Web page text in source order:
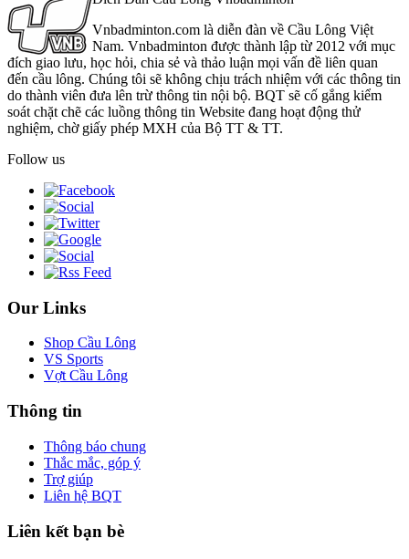
Vnbadminton.com là diễn đàn về Cầu Lông Việt
Nam. Vnbadminton được thành lập từ 2012 với mục
đích giao lưu, học hỏi, chia sẻ và thảo luận mọi vấn đề liên quan
đến cầu lông. Chúng tôi sẽ không chịu trách nhiệm với các thông tin
do thành viên đưa lên trừ thông tin nội bộ. BQT sẽ cố gắng kiểm
soát chặt chẽ các luồng thông tin Website đang hoạt động thử
nghiệm, chờ giấy phép MXH của Bộ TT & TT.
Follow us
Our Links
Shop Cầu Lông
VS Sports
Vợt Cầu Lông
Thông tin
Thông báo chung
Thắc mắc, góp ý
Trợ giúp
Liên hệ BQT
Liên kết bạn bè